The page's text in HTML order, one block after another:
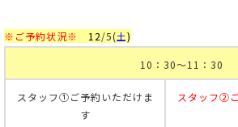
※ご予約状況※ 12/5(土)
10：30～11：30
スタッフ①ご予約いただけま
す
スタッフ②